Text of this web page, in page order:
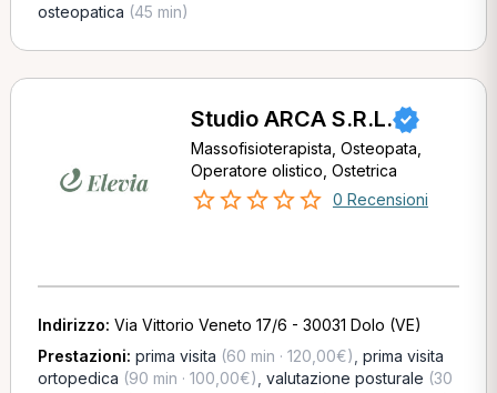
osteopatica (45 min)
Studio ARCA S.R.L.
Massofisioterapista, Osteopata,
Operatore olistico, Ostetrica
0 Recensioni
Indirizzo: Via Vittorio Veneto 17/6 - 30031 Dolo (VE)
Prestazioni: prima visita (60 min · 120,00€) prima visita
ortopedica (90 min · 100,00€) valutazione posturale (30